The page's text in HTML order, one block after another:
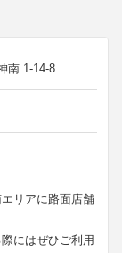
南 1-14-8
リアに路面店舗
にはぜひご利用